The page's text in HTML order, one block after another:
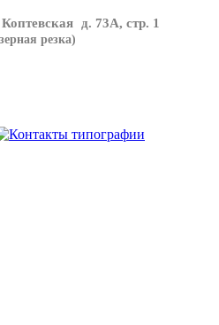
д. 73А, стр. 1
резка)